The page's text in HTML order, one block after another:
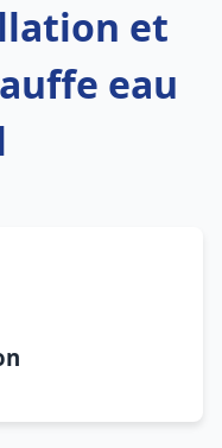
et
eau